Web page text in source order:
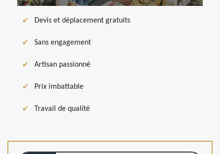
Devis et déplacement gratuits
Sans engagement
Artisan passionné
Prix imbattable
Travail de qualité